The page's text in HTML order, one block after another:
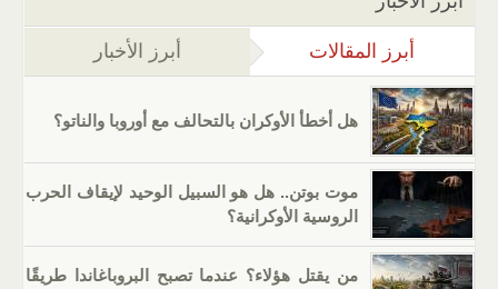
أبرز المقالات (علامة التبويب النشطة)
أبرز الأخبار
هل أخطأ الأوكران بالتحالف مع أوروبا والناتو؟
موت بوتن.. هل هو السبيل الوحيد لإيقاف الحرب
الروسية الأوكرانية؟
من يقتل هؤلاء؟ عندما تصبح البروباغاندا طريقًا